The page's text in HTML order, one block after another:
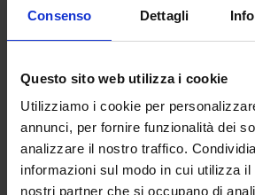
Consenso Dettagli
Questo sito web utilizza i cookie
Utilizziamo i cookie per
annunci, per fornire funzionalità dei
analizzare il nostro traffico.
informazioni sul modo in cui utilizza
nostri partner che si occupano di
dubbi rimasti.
E infatti al primo posto nella
sciogliere dubbi e colmare
appunti condivisi e lezioni sui
da superare.
Secondo un sondaggio di
studiano su youtube il